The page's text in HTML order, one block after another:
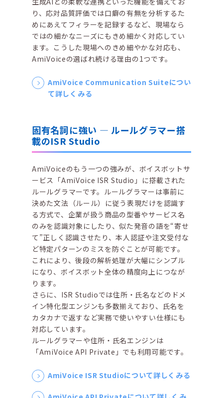
り、応対品質評価では口癖の有無を分析するた
めにあえてフィラーを記録するなど、現場なら
ではの細かなニーズにもきめ細かく対応してい
ます。こうした現場へのきめ細やかな対応も、
AmiVoiceの選ばれ続ける理由の1つです。
AmiVoice Communication Suiteについ
て詳しくみる
固有名詞に強い ― ルールグラマー搭
載のISR Studio
AmiVoiceのもう一つの強みが、ボイスボットサ
ービス「AmiVoice ISR Studio」に搭載された
ルールグラマーです。ルールグラマーは事前に
決めた文法（ルール）に従う表現だけを認識す
る方式で、企業が扱う商品の型番やサービス名
のみを認識対象にしたり、似た発音の語を“寄せ
て”正しく認識させたり、本人認証や注文受付な
ど特定パターンのミスを防ぐことが可能です。
これにより、後段の解析処理が大幅にシンプル
になり、ボイスボット全体の精度向上につなが
ります。
さらに、ISR Studioでは住所・氏名などのドメ
イン特化型エンジンも多数揃えており、氏名を
カタカナで返すなど実務で使いやすい仕様にも
対応しています。
ルールグラマーや住所・氏名エンジンは
「AmiVoice API Private」でも利用可能です。
AmiVoice ISR Studioについて詳しくみる